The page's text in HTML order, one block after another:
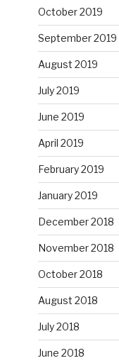
October 2019
September 2019
August 2019
July 2019
June 2019
April 2019
February 2019
January 2019
December 2018
November 2018
October 2018
August 2018
July 2018
June 2018